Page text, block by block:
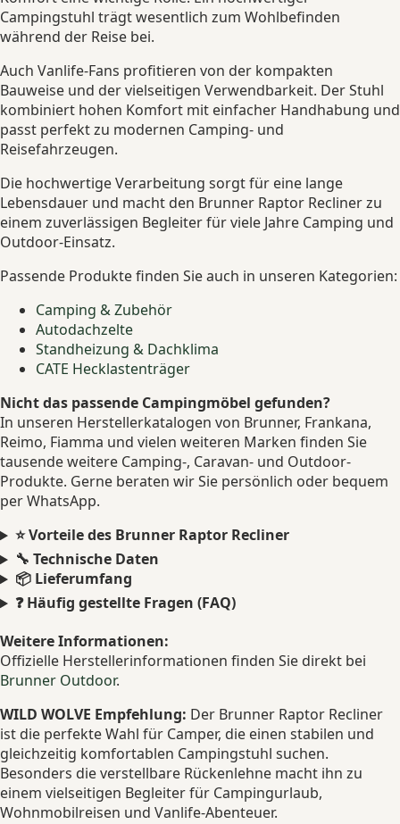
Campingstuhl trägt wesentlich zum Wohlbefinden
während der Reise bei.
Auch Vanlife-Fans profitieren von der kompakten
Bauweise und der vielseitigen Verwendbarkeit. Der Stuhl
kombiniert hohen Komfort mit einfacher Handhabung und
passt perfekt zu modernen Camping- und
Reisefahrzeugen.
Die hochwertige Verarbeitung sorgt für eine lange
Lebensdauer und macht den Brunner Raptor Recliner zu
einem zuverlässigen Begleiter für viele Jahre Camping und
Outdoor-Einsatz.
Passende Produkte finden Sie auch in unseren Kategorien:
Camping & Zubehör
Autodachzelte
Standheizung & Dachklima
CATE Hecklastenträger
Nicht das passende Campingmöbel gefunden?
In unseren Herstellerkatalogen von Brunner, Frankana,
Reimo, Fiamma und vielen weiteren Marken finden Sie
tausende weitere Camping-, Caravan- und Outdoor-
Produkte. Gerne beraten wir Sie persönlich oder bequem
per WhatsApp.
⭐ Vorteile des Brunner Raptor Recliner
🔧 Technische Daten
📦 Lieferumfang
❓ Häufig gestellte Fragen (FAQ)
Weitere Informationen:
Offizielle Herstellerinformationen finden Sie direkt bei
Brunner Outdoor.
WILD WOLVE Empfehlung: Der Brunner Raptor Recliner
ist die perfekte Wahl für Camper, die einen stabilen und
gleichzeitig komfortablen Campingstuhl suchen.
Besonders die verstellbare Rückenlehne macht ihn zu
einem vielseitigen Begleiter für Campingurlaub,
Wohnmobilreisen und Vanlife-Abenteuer.